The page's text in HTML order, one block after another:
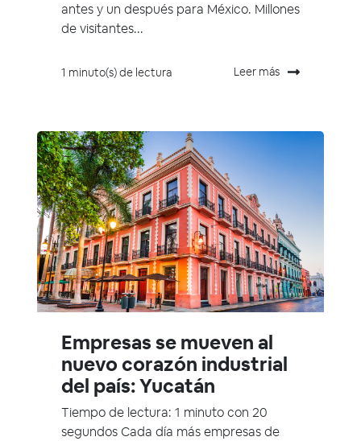
antes y un después para México. Millones
de visitantes...
1 minuto(s) de lectura Leer más
Empresas se mueven al
nuevo corazón industrial
del país: Yucatán
Tiempo de lectura: 1 minuto con 20
segundos Cada día más empresas de